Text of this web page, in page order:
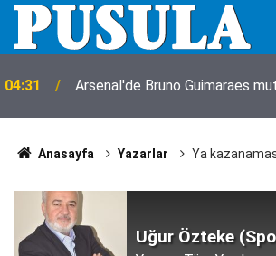
04:31 Arsenal'de Bruno Guimaraes
Anasayfa Yazarlar Ya
Uğur Özteke